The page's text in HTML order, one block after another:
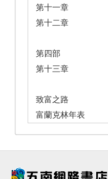
第十一章
第十二章
第四部
第十三章
致富之路
富蘭克林年表